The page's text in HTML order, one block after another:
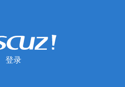
登录